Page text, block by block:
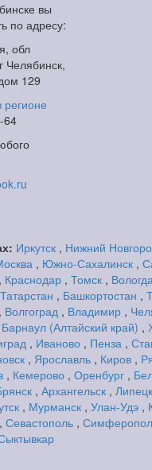
вы
по адресу:
обл
Челябинск,
129
регионе
64
Иркутск , Нижний
, Южно-Сахалинск ,
, Краснодар , Томск ,
Татарстан , Башкортостан ,
, Волгоград , Владимир ,
Барнаул (Алтайский край) ,
, Иваново , Пенза ,
, Ярославль , Киров ,
, Кемерово , Оренбург ,
, Архангельск , Липецк
, Мурманск , Улан-Удэ ,
, Севастополь ,